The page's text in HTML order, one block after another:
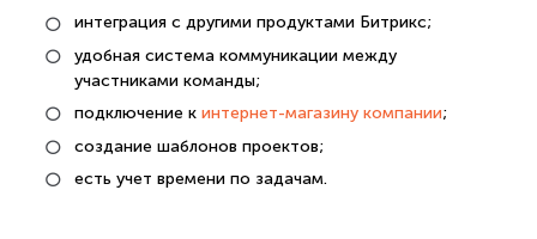
интеграция с другими продуктами Битрикс;
удобная система коммуникации между
участниками команды;
подключение к интернет-магазину компании;
создание шаблонов проектов;
есть учет времени по задачам.